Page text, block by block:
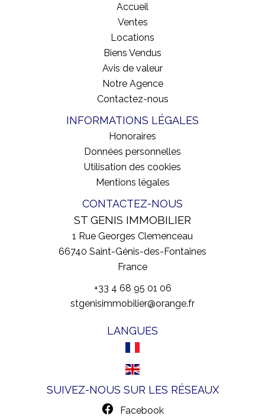
Accueil
Ventes
Locations
Biens Vendus
Avis de valeur
Notre Agence
Contactez-nous
INFORMATIONS LÉGALES
Honoraires
Données personnelles
Utilisation des cookies
Mentions légales
CONTACTEZ-NOUS
ST GENIS IMMOBILIER
1 Rue Georges Clemenceau
66740 Saint-Génis-des-Fontaines
France
+33 4 68 95 01 06
stgenisimmobilier@orange.fr
LANGUES
SUIVEZ-NOUS SUR LES RÉSEAUX
Facebook